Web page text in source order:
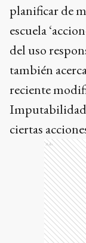
planificar de
escuela
del uso
también
reciente
ciertas
Ads